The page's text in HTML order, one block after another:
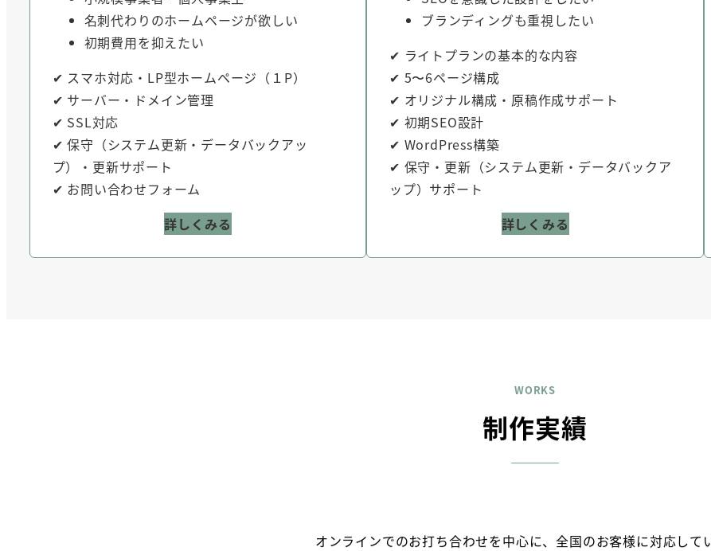
名刺代わりのホームページが欲しい
初期費用を抑えたい
✔ スマホ対応・LP型ホームページ（１P）
✔ サーバー・ドメイン管理
✔ SSL対応
✔ 保守（システム更新・データバックアッ
プ）・更新サポート
✔ お問い合わせフォーム
詳しくみる
ブランディングも重視したい
✔ ライトプランの基本的な内容
✔ 5〜6ページ構成
✔ オリジナル構成・原稿作成サポート
✔ 初期SEO設計
✔ WordPress構築
✔ 保守・更新（システム更新・データバックア
ップ）サポート
詳しくみる
WORKS
制作実績
オンラインでのお打ち合わせを中心に、全国のお客様に対応してい